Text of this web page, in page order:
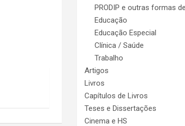
PRODIP e outras formas
Educação
Educação Especial
Clínica / Saúde
Trabalho
Artigos
Livros
Capítulos de Livros
Teses e Dissertações
Cinema e HS